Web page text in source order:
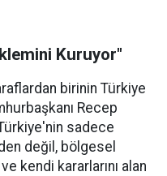
Kuruyor"
birinin Türkiye
Recep
sadece
değil, bölgesel
kendi kararlarını alan